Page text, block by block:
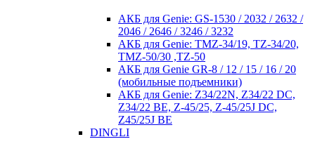
АКБ для Genie: GS-1530 / 2032 / 2632 /
2046 / 2646 / 3246 / 3232
АКБ для Genie: TMZ-34/19, TZ-34/20,
TMZ-50/30 ,TZ-50
АКБ для Genie GR-8 / 12 / 15 / 16 / 20
(мобильные подъемники)
АКБ для Genie: Z34/22N, Z34/22 DC,
Z34/22 BE, Z-45/25, Z-45/25J DC,
Z45/25J BE
DINGLI